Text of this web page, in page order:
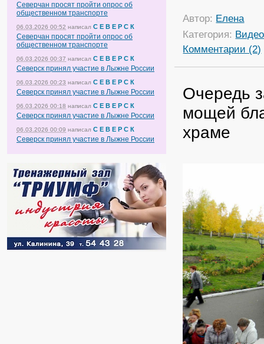
Северчан просят пройти опрос об
общественном транспорте
06.03.2026 00:52 написал С Е В Е Р С К
Северчан просят пройти опрос об
общественном транспорте
06.03.2026 00:37 написал С Е В Е Р С К
Северск принял участие в Лыжне России
06.03.2026 00:23 написал С Е В Е Р С К
Северск принял участие в Лыжне России
06.03.2026 00:18 написал С Е В Е Р С К
Северск принял участие в Лыжне России
06.03.2026 00:09 написал С Е В Е Р С К
Северск принял участие в Лыжне России
Автор: Елена
Категория: Видео
Комментарии (2)
Очередь
мощей
храме